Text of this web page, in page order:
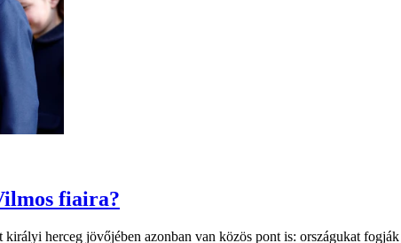
fiaira?
herceg jövőjében azonban van közös pont is: országukat